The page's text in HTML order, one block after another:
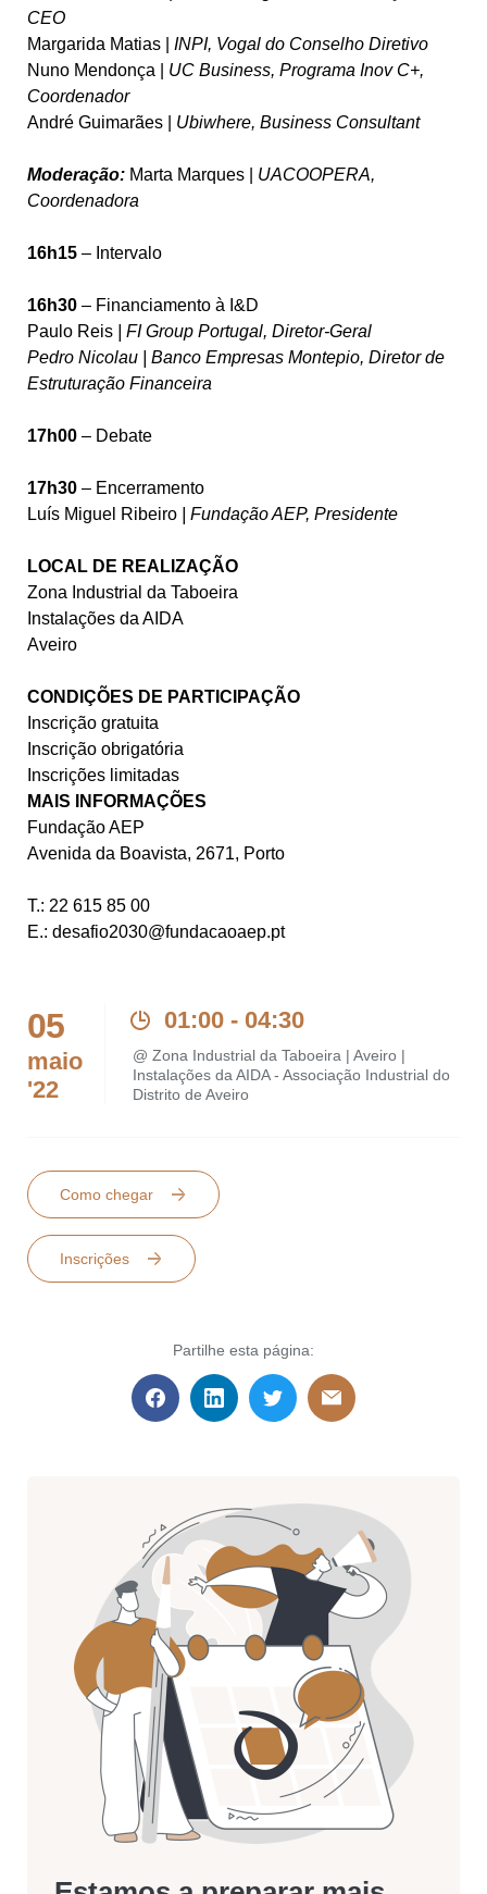
CEO
Margarida Matias | INPI, Vogal do Conselho Diretivo
Nuno Mendonça | UC Business, Programa Inov C+,
Coordenador
André Guimarães | Ubiwhere, Business Consultant
Moderação: Marta Marques | UACOOPERA,
Coordenadora
16h15 – Intervalo
16h30 – Financiamento à I&D
Paulo Reis
| FI Group Portugal, Diretor-Geral
Pedro Nicolau | Banco Empresas Montepio, Diretor de
Estruturação Financeira
17h00 – Debate
17h30 – Encerramento
Luís Miguel Ribeiro | Fundação AEP, Presidente
LOCAL DE REALIZAÇÃO
Zona Industrial da Taboeira
Instalações da AIDA
Aveiro
CONDIÇÕES DE PARTICIPAÇÃO
Inscrição gratuita
Inscrição obrigatória
Inscrições limitadas
MAIS INFORMAÇÕES
Fundação AEP
Avenida da Boavista, 2671, Porto
T.: 22 615 85 00
E.: desafio2030@fundacaoaep.pt
05
maio
'22
01:00 - 04:30
@ Zona Industrial da Taboeira | Aveiro |
Instalações da AIDA - Associação Industrial do
Distrito de Aveiro
Como chegar
Inscrições
Partilhe esta página: